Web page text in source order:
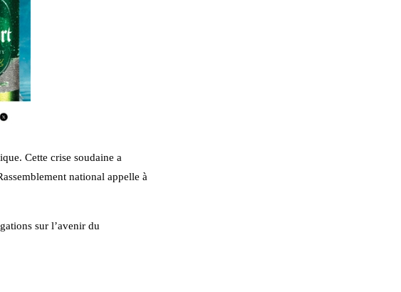
Cette crise soudaine a
national appelle à
sur l’avenir du